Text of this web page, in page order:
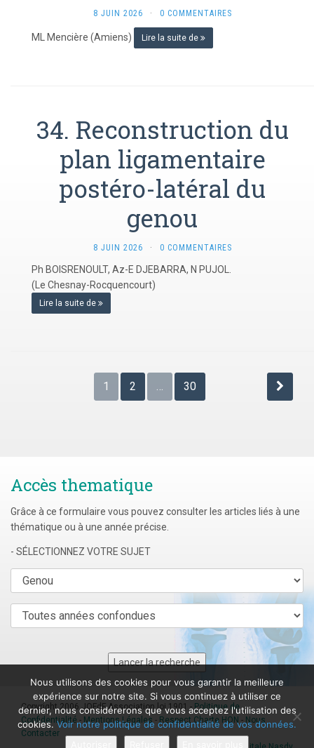
8 JUIN 2026 · 0 COMMENTAIRES
ML Mencière (Amiens) Lire la suite de
34. Reconstruction du
plan ligamentaire
postéro-latéral du
genou
8 JUIN 2026 · 0 COMMENTAIRES
Ph BOISRENOULT, Az-E DJEBARRA, N PUJOL.
(Le Chesnay-Rocquencourt)
Lire la suite de
Pagination
1 2 … 30
Accès thematique
Grâce à ce formulaire vous pouvez consulter les articles liés à une
thématique ou à une année précise.
- SÉLECTIONNEZ VOTRE SUJET
Nous utilisons des cookies pour vous garantir la meilleure
expérience sur notre site. Si vous continuez à utiliser ce
dernier, nous considérerons que vous acceptez l'utilisation des
cookies.Voir notre politique de confidentialité de vos données.
Copyright 2006 JOFdF Association loi 1901 -Politique de
Confidentialité - Mentions Légales - Respect Charte HON - Nous
Contacter